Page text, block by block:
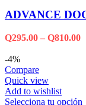
ADVANCE
Q295.00 – Q810.00
-4%
Compare
Quick view
Add to wishlist
Selecciona tu opción